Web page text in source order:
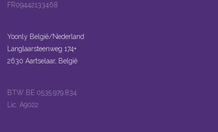
FR09442133468
Yoonly België/Nederland
Langlaarsteenweg 174+
2630 Aartselaar, België
BTW BE 0535.979.834
Lic. A9022